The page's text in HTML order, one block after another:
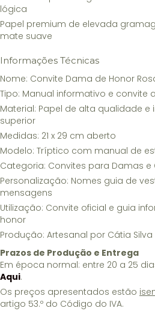
lógica
Papel premium de elevada
mate suave
Informações Técnicas
Nome: Convite Dama de Honor
Tipo: Manual informativo e convite
Material: Papel de alta qualidade
superior
Medidas: 21 x 29 cm aberto
Modelo: Tríptico com manual de
Categoria: Convites para Damas e
Personalização: Nomes guia de
mensagens
Utilização: Convite oficial e guia
honor
Produção: Artesanal por Cátia Silva
Prazos de Produção e Entrega
Em época normal: entre 20 a 25
Aqui.
Os preços apresentados estão
artigo 53.º do Código do IVA.